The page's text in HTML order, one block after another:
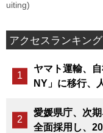
uiting)
アクセスランキング
ヤマト運輸、
NY」に移行、
愛媛県庁、次
全面採用し、